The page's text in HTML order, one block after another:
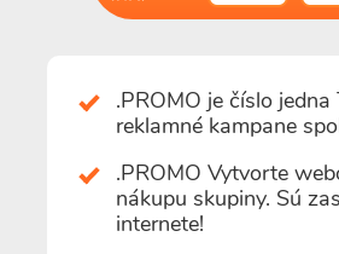
.PROMO je číslo jedna
reklamné kampane
.PROMO Vytvorte
nákupu skupiny. Sú
internete!